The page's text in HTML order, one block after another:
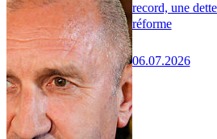
record, une
réforme
06.07.2026